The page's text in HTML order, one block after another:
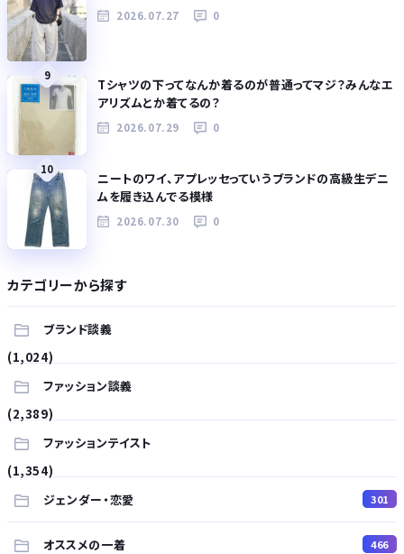
2026.07.27 0
9
Tシャツの下ってなんか着るのが普通ってマジ？みんなエ
アリズムとか着てるの？
2026.07.29 0
10
ニートのワイ、アプレッセっていうブランドの高級生デニ
ムを履き込んでる模様
2026.07.30 0
カテゴリーから探す
ブランド談義
(1,024)
ファッション談義
(2,389)
ファッションテイスト
(1,354)
ジェンダー・恋愛
301
オススメの一着 466